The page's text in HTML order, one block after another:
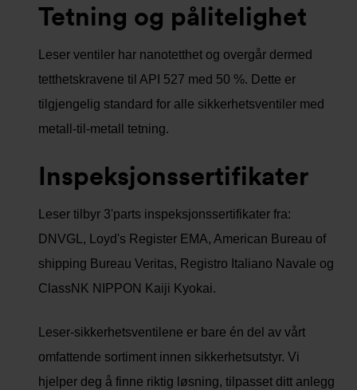
Tetning og pålitelighet
Leser ventiler har nanotetthet og overgår dermed
tetthetskravene til API 527 med 50 %. Dette er
tilgjengelig standard for alle sikkerhetsventiler med
metall-til-metall tetning.
Inspeksjonssertifikater
Leser tilbyr 3'parts inspeksjonssertifikater fra:
DNVGL, Loyd's Register EMA, American Bureau of
shipping Bureau Veritas, Registro Italiano Navale og
ClassNK NIPPON Kaiji Kyokai.
Leser-sikkerhetsventilene er bare én del av vårt
omfattende sortiment innen sikkerhetsutstyr. Vi
hjelper deg å finne riktig løsning, tilpasset ditt anlegg